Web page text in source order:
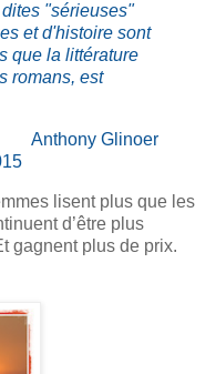
"sérieuses"
et d'histoire sont
que la littérature
romans, est
lisent plus que les
d’être plus
gagnent plus de prix.